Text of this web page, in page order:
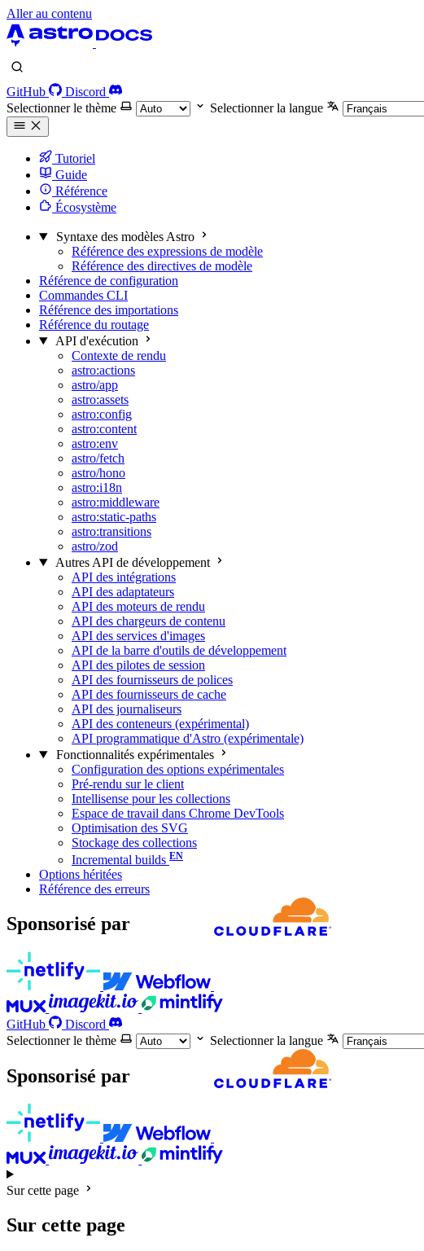
Aller au contenu
GitHub
Discord
Selectionner le thème
Selectionner la langue
Tutoriel
Guide
Référence
Écosystème
Syntaxe des modèles Astro
Référence des expressions de modèle
Référence des directives de modèle
Référence de configuration
Commandes CLI
Référence des importations
Référence du routage
API d'exécution
Contexte de rendu
astro:actions
astro/app
astro:assets
astro:config
astro:content
astro:env
astro/fetch
astro/hono
astro:i18n
astro:middleware
astro:static-paths
astro:transitions
astro/zod
Autres API de développement
API des intégrations
API des adaptateurs
API des moteurs de rendu
API des chargeurs de contenu
API des services d'images
API de la barre d'outils de développement
API des pilotes de session
API des fournisseurs de polices
API des fournisseurs de cache
API des journaliseurs
API des conteneurs (expérimental)
API programmatique d'Astro (expérimentale)
Fonctionnalités expérimentales
Configuration des options expérimentales
Pré-rendu sur le client
Intellisense pour les collections
Espace de travail dans Chrome DevTools
Optimisation des SVG
Stockage des collections
Incremental builds
Options héritées
Référence des erreurs
Sponsorisé par
GitHub
Discord
Selectionner le thème
Selectionner la langue
Sponsorisé par
Sur cette page
Sur cette page